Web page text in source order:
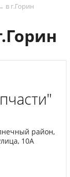
в г.Горин
район,
10А